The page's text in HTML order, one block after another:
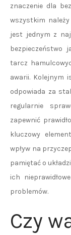
znaczenie dla
wszystkim
jest jednym z
bezpieczeństwo
tarcz
awarii. Kolejnym
odpowiada za
regularnie
zapewnić
kluczowy
wpływ na
pamiętać o
ich
problemów.
Czy